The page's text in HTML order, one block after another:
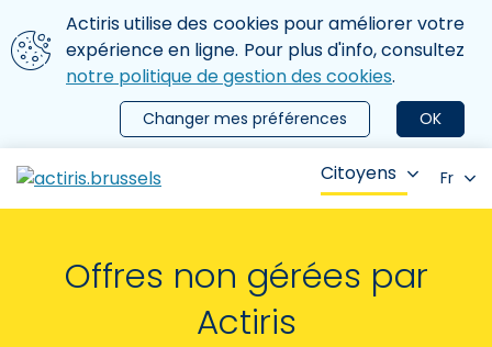
Aller au contenu principal
Nous utilisons des cookies
Actiris utilise des cookies pour améliorer votre
expérience en ligne. Pour plus d'info, consultez
notre politique de gestion des cookies.
OK
Changer mes préférences
le menu
Citoyens Fr
Offres non gérées par
Actiris